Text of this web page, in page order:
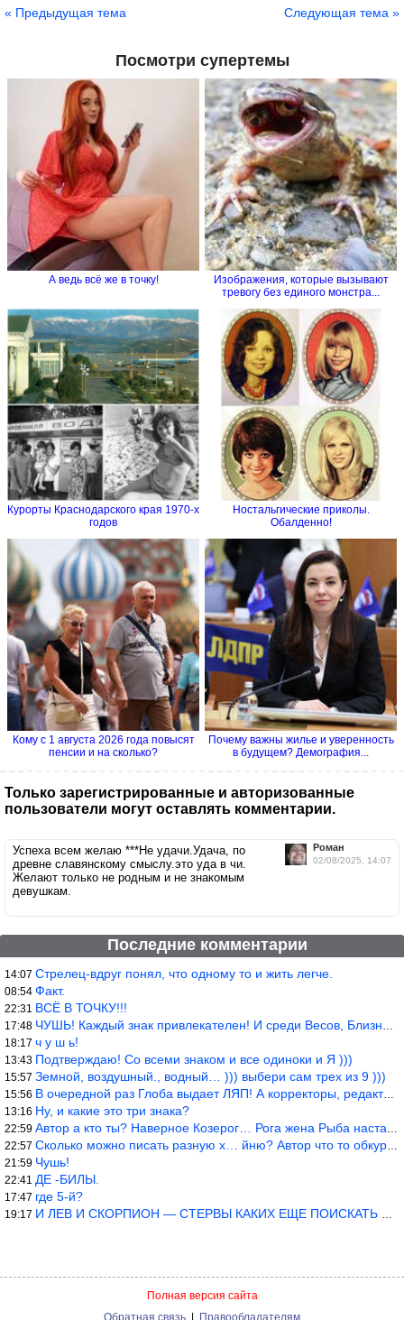
« Предыдущая тема Следующая тема »
Посмотри супертемы
А ведь всё же в точку!
Изображения, которые вызывают
тревогу без единого монстра...
Курорты Краснодарского края 1970-х
годов
Ностальгические приколы.
Обалденно!
Кому с 1 августа 2026 года повысят
пенсии и на сколько?
Почему важны жилье и уверенность
в будущем? Демография...
Только зарегистрированные и авторизованные
пользователи могут оставлять комментарии.
Роман
02/08/2025, 14:07
Успеха всем желаю ***Не удачи.Удача, по
древне славянскому смыслу.это уда в чи.
Желают только не родным и не знакомым
девушкам.
Последние комментарии
14:07 Стрелец-вдруг понял, что одному то и жить легче.
08:54 Факт.
22:31 ВСЁ В ТОЧКУ!!!
17:48 ЧУШЬ! Каждый знак привлекателен! И среди Весов, Близнецов встреч
18:17 ч у ш ь!
13:43 Подтверждаю! Со всеми знаком и все одиноки и Я )))
15:57 Земной, воздушный., водный… ))) выбери сам трех из 9 )))
15:56 В очередной раз Глоба выдает ЛЯП! А корректоры, редакторы пропус
13:16 Ну, и какие это три знака?
22:59 Автор а кто ты? Наверное Козерог… Рога жена Рыба наставила ))
22:57 Сколько можно писать разную х… йню? Автор что то обкурился?
21:59 Чушь!
22:41 ДЕ -БИЛЫ.
17:47 где 5-й?
19:17 И ЛЕВ И СКОРПИОН — СТЕРВЫ КАКИХ ЕЩЕ ПОИСКАТЬ НАДО
Полная версия сайта